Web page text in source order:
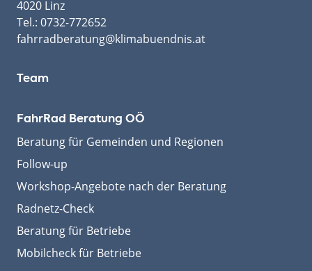
4020 Linz
Tel.: 0732-772652
fahrradberatung@klimabuendnis.at
Team
FahrRad Beratung OÖ
Beratung für Gemeinden und Regionen
Follow-up
Workshop-Angebote nach der Beratung
Radnetz-Check
Beratung für Betriebe
Mobilcheck für Betriebe